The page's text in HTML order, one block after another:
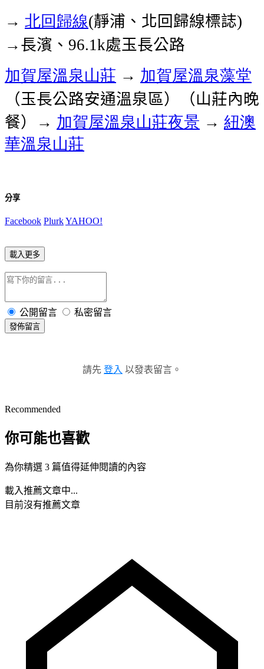
→ 北回歸線(靜浦、北回歸線標誌)
→長濱、 96.1k處玉長公路
加賀屋溫泉山莊 → 加賀屋溫泉藻堂
（玉長公路安通溫泉區）（山莊內晚
餐）→ 加賀屋溫泉山莊夜景 → 紐澳
華溫泉山莊
分享
Facebook PlurkYAHOO!
載入更多
公開留言 私密留言
發佈留言
請先 登入 以發表留言。
Recommended
你可能也喜歡
為你精選 3 篇值得延伸閱讀的內容
載入推薦文章中...
目前沒有推薦文章